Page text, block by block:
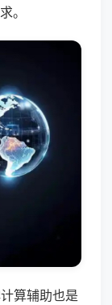
。
算辅助也是